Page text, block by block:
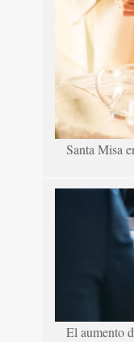
Santa Misa
El aumento